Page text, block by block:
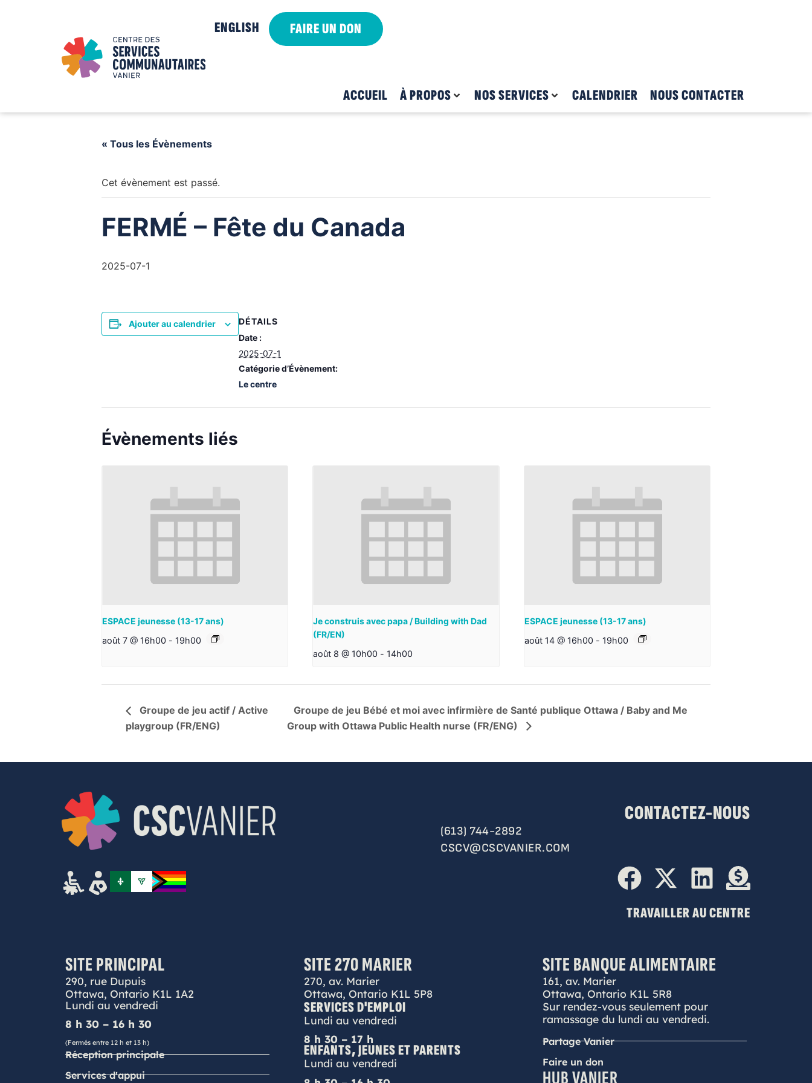
ENGLISH FAIRE UN DON
ACCUEIL À PROPOS NOS SERVICES CALENDRIER NOUS CONTACTER
« Tous les Évènements
Cet évènement est passé.
FERMÉ – Fête du Canada
2025-07-1
Ajouter au calendrier
DÉTAILS
Date :
2025-07-1
Catégorie d’Évènement:
Le centre
Évènements liés
ESPACE jeunesse (13-17 ans)
août 7 @ 16h00 - 19h00
Je construis avec papa / Building with Dad
(FR/EN)
août 8 @ 10h00 - 14h00
ESPACE jeunesse (13-17 ans)
août 14 @ 16h00 - 19h00
Groupe de jeu actif / Active
playgroup (FR/ENG)
Groupe de jeu Bébé et moi avec infirmière de Santé publique Ottawa / Baby and Me
Group with Ottawa Public Health nurse (FR/ENG)
CONTACTEZ-NOUS
(613) 744-2892
CSCV@CSCVANIER.COM
TRAVAILLER AU CENTRE
SITE PRINCIPAL
290, rue Dupuis
Ottawa, Ontario K1L 1A2
Lundi au vendredi
8 h 30 – 16 h 30
(Fermés entre 12 h et 13 h)
Réception principale
Services d'appui
SITE 270 MARIER
270, av. Marier
Ottawa, Ontario K1L 5P8
SERVICES D'EMPLOI
Lundi au vendredi
8 h 30 – 17 h
ENFANTS, JEUNES ET PARENTS
Lundi au vendredi
SITE BANQUE ALIMENTAIRE
161, av. Marier
Ottawa, Ontario K1L 5R8
Sur rendez-vous seulement pour
ramassage du lundi au vendredi.
Partage Vanier
Faire un don